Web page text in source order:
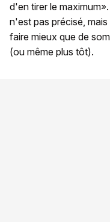
d'en tirer le
n'est pas précisé,
faire mieux que de
(ou même plus tôt).